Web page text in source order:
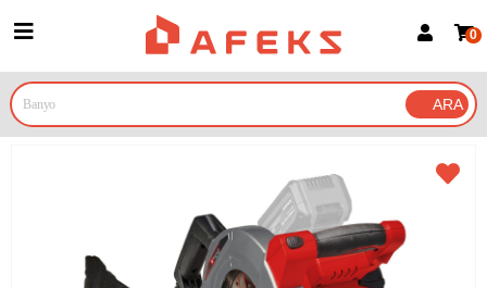
Google İle Bağlan
0